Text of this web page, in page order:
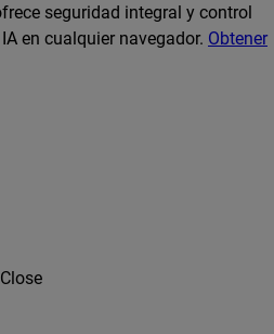
seguridad integral y control
en cualquier navegador. Obtener
Close